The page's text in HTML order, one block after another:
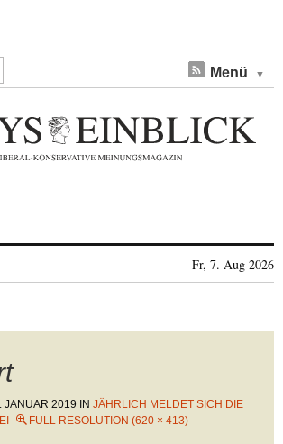
Menü
Fr, 7. Aug 2026
JANUAR 2019 IN JÄHRLICH MELDET SICH DIE
FULL RESOLUTION (620 × 413)